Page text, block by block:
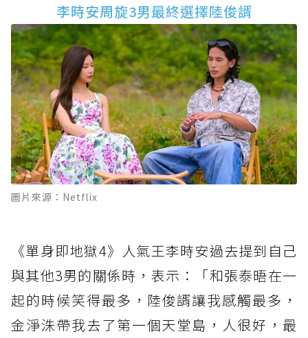
李時安周旋3男最終選擇陸俊諝
圖片來源：Netflix
《單身即地獄4》人氣王李時安過去提到自己
與其他3男的關係時，表示：「和張泰晤在一
起的時候笑得最多，陸俊諝讓我感觸最多，
金淨洙帶我去了第一個天堂島，人很好，最